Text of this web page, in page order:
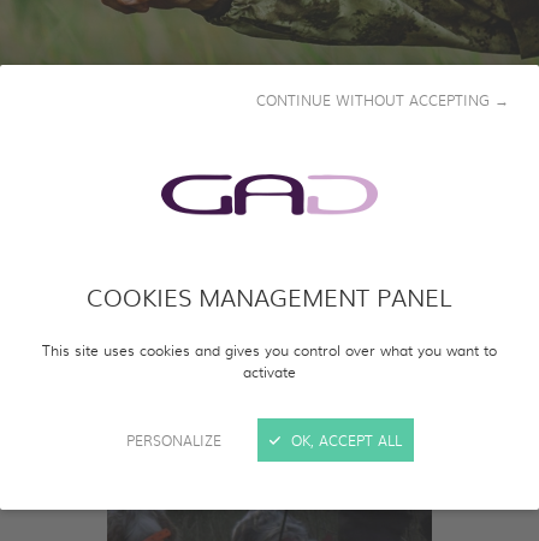
COOKIES MANAGEMENT PANEL
This site uses cookies and gives you control over what you want to
activate
PERSONALIZE
CONTINUE WITHOUT ACCEPTING →
OK, ACCEPT ALL
CHASSEURS DE
SIMPLES DE MILLEVACHES